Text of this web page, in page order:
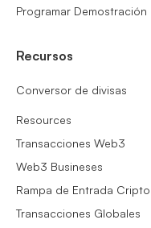
Programar Demostración
Recursos
Conversor de divisas
Resources
Transacciones Web3
Web3 Busineses
Rampa de Entrada Cripto
Transacciones Globales